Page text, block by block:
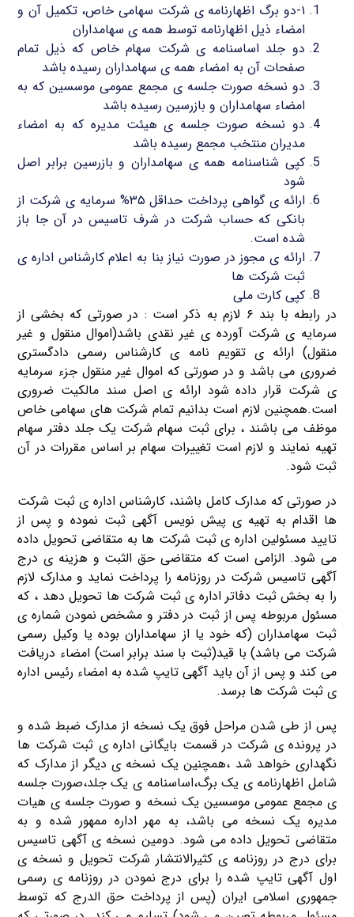
۱-دو برگ اظهارنامه ی شرکت سهامی خاص، تکمیل آن و
امضاء ذیل اظهارنامه توسط همه ی سهامداران
دو جلد اساسنامه ی شرکت سهام خاص که ذیل تمام
صفحات آن به امضاء همه ی سهامداران رسیده باشد
دو نسخه صورت جلسه ی مجمع عمومی موسسین که به
امضاء سهامداران و بازرسین رسیده باشد
دو نسخه صورت جلسه ی هیئت مدیره که به امضاء
مدیران منتخب مجمع رسیده باشد
کپی شناسنامه همه ی سهامداران و بازرسین برابر اصل
شود
ارائه ی گواهی پرداخت حداقل ۳۵% سرمایه ی شرکت از
بانکی که حساب شرکت در شرف تاسیس در آن جا باز
شده است.
ارائه ی مجوز در صورت نیاز بنا به اعلام کارشناس اداره ی
ثبت شرکت ها
کپی کارت ملی
در رابطه با بند ۶ لازم به ذکر است : در صورتی که بخشی از
سرمایه ی شرکت آورده ی غیر نقدی باشد(اموال منقول و غیر
منقول) ارائه ی تقویم نامه ی کارشناس رسمی دادگستری
ضروری می باشد و در صورتی که اموال غیر منقول جزء سرمایه
ی شرکت قرار داده شود ارائه ی اصل سند مالکیت ضروری
است.همچنین لازم است بدانیم تمام شرکت های سهامی خاص
موظف می باشند ، برای ثبت سهام شرکت یک جلد دفتر سهام
تهیه نمایند و لازم است تغییرات سهام بر اساس مقررات در آن
ثبت شود.
در صورتی که مدارک کامل باشند، کارشناس اداره ی ثبت شرکت
ها اقدام به تهیه ی پیش نویس آگهی ثبت نموده و پس از
تایید مسئولین اداره ی ثبت شرکت ها به متقاضی تحویل داده
می شود. الزامی است که متقاضی حق الثبت و هزینه ی درج
آگهی تاسیس شرکت در روزنامه را پرداخت نماید و مدارک لازم
را به بخش ثبت دفاتر اداره ی ثبت شرکت ها تحویل دهد ، که
مسئول مربوطه پس از ثبت در دفتر و مشخص نمودن شماره ی
ثبت سهامداران (که خود یا از سهامداران بوده یا وکیل رسمی
شرکت می باشد) با قید(ثبت با سند برابر است) امضاء دریافت
می کند و پس از آن باید آگهی تایپ شده به امضاء رئیس اداره
ی ثبت شرکت ها برسد.
پس از طی شدن مراحل فوق یک نسخه از مدارک ضبط شده و
در پرونده ی شرکت در قسمت بایگانی اداره ی ثبت شرکت ها
نگهداری خواهد شد ،همچنین یک نسخه ی دیگر از مدارک که
شامل اظهارنامه ی یک برگ،اساسنامه ی یک جلد،صورت جلسه
ی مجمع عمومی موسسین یک نسخه و صورت جلسه ی هیات
مدیره یک نسخه می باشد، به مهر اداره ممهور شده و به
متقاضی تحویل داده می شود. دومین نسخه ی آگهی تاسیس
برای درج در روزنامه ی کثیرالانتشار شرکت تحویل و نسخه ی
اول آگهی تایپ شده را برای درج نمودن در روزنامه ی رسمی
جمهوری اسلامی ایران (پس از پرداخت حق الدرج که توسط